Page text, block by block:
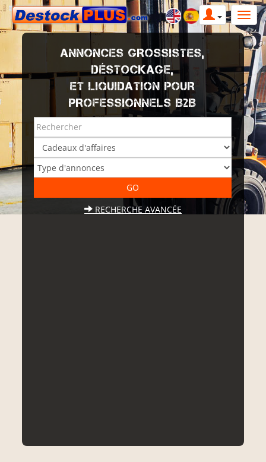
ANNONCES GROSSISTES,
DÉSTOCKAGE,
ET LIQUIDATION POUR
PROFESSIONNELS B2B
RECHERCHE AVANCÉE